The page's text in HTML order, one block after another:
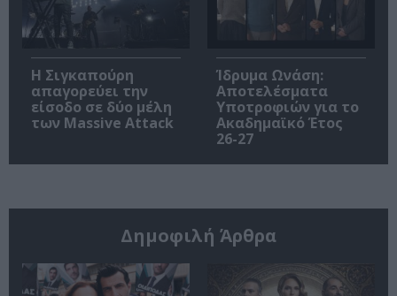
Η Σιγκαπούρη
απαγορεύει την
είσοδο σε δύο μέλη
των Massive Attack
Ίδρυμα Ωνάση:
Αποτελέσματα
Υποτροφιών για το
Ακαδημαϊκό Έτος
26-27
Δημοφιλή Άρθρα